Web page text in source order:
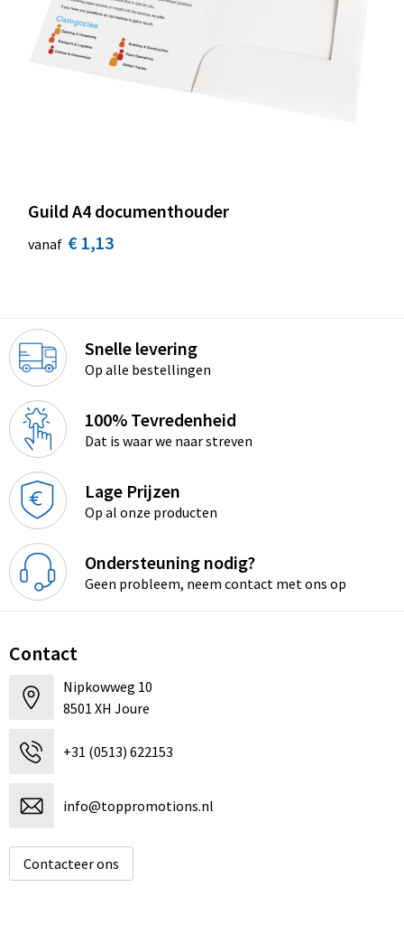
Guild A4 documenthouder
vanaf € 1,13
Snelle levering
Op alle bestellingen
100% Tevredenheid
Dat is waar we naar streven
Lage Prijzen
Op al onze producten
Ondersteuning nodig?
Geen probleem, neem contact met ons op
Contact
Nipkowweg 10
8501 XH Joure
+31 (0513) 622153
info@toppromotions.nl
Contacteer ons